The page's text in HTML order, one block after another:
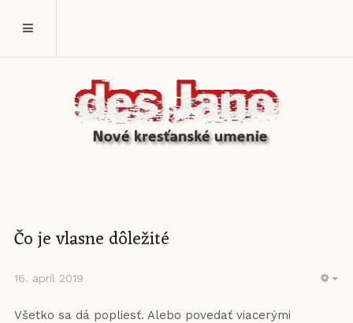
Čo je vlasne dôležité
16. apríl 2019
Všetko sa dá popliesť. Alebo povedať viacerými